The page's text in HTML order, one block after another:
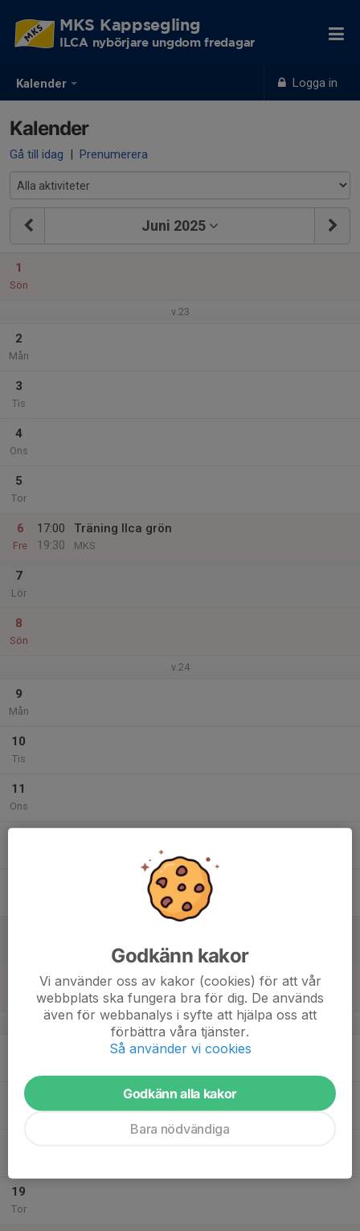
Kalender Logga in
MKS Kappsegling
ILCA nybörjare ungdom fredagar
Kalender
Gå till idag | Prenumerera
Juni 2025
1
Sön
v.23
2
Mån
3
Tis
4
Ons
5
Tor
6
Fre
17:00
19:30
Träning Ilca grön
MKS
7
Lör
8
Sön
v.24
9
Mån
10
Tis
11
Ons
v.25
17
19
Tor
Godkänn kakor
Vi använder oss av kakor (cookies) för att vår
webbplats ska fungera bra för dig. De används
även för webbanalys i syfte att hjälpa oss att
förbättra våra tjänster.
Så använder vi cookies
Godkänn alla kakor
Bara nödvändiga